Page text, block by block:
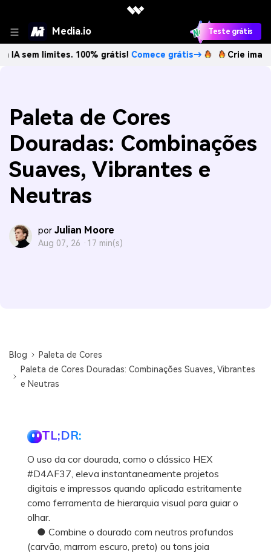
Media.io Teste grátis
limites. 100% grátis!Comece grátis→ Crie imagens com
Paleta de Cores
Douradas: Combinações
Suaves, Vibrantes e
Neutras
por Julian Moore
Aug 07, 26 · 17 min(s)
Blog
Paleta de Cores
Paleta de Cores Douradas: Combinações Suaves, Vibrantes
e Neutras
TL;DR:
O uso da cor dourada, como o clássico HEX
#D4AF37, eleva instantaneamente projetos
digitais e impressos quando aplicada estritamente
como ferramenta de hierarquia visual para guiar o
olhar.
● Combine o dourado com neutros profundos
(carvão, marrom escuro, preto) ou tons joia